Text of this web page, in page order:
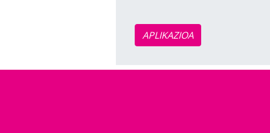
APLIKAZIOA